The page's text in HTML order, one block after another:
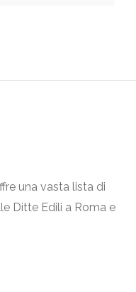
una vasta lista di
Ditte Edili a Roma e